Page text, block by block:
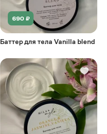
690 ₽
Баттер для тела Vanilla blend